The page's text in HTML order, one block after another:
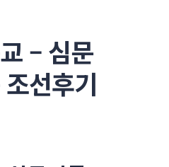
– 심문
선후기